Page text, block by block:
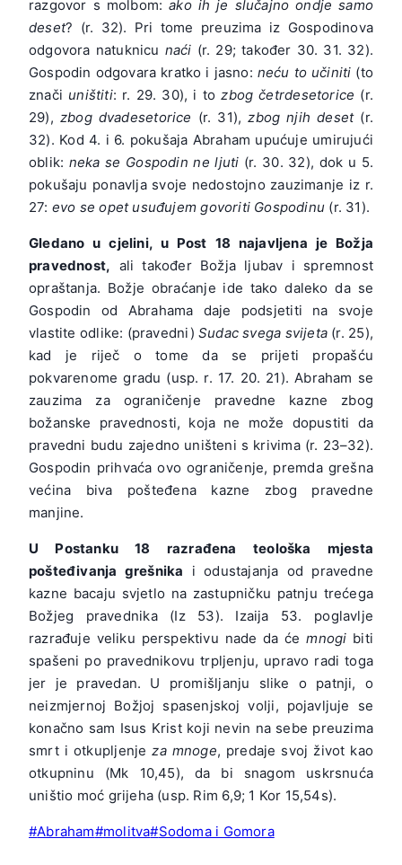
razgovor s molbom:ako ih je slučajno ondje samo
deset? (r. 32). Pri tome preuzima iz Gospodinova
odgovora natuknicu naći (r. 29; također 30. 31. 32).
Gospodin odgovara kratko i jasno: neću to učiniti (to
znači uništiti: r. 29. 30), i tozbog četrdesetorice (r.
29), zbog dvadesetorice (r. 31),zbog njih deset (r.
32). Kod 4. i 6. pokušaja Abraham upućuje umirujući
oblik: neka se Gospodin ne ljuti (r. 30. 32), dok u 5.
pokušaju ponavlja svoje nedostojno zauzimanje iz r.
27: evo se opet usuđujem govoriti Gospodinu (r. 31).
Gledano u cjelini, u Post 18 najavljena je Božja
pravednost, ali također Božja ljubav i spremnost
opraštanja. Božje obraćanje ide tako daleko da se
Gospodin od Abrahama daje podsjetiti na svoje
vlastite odlike: (pravedni) Sudac svega svijeta (r. 25),
kad je riječ o tome da se prijeti propašću
pokvarenome gradu (usp. r. 17. 20. 21). Abraham se
zauzima za ograničenje pravedne kazne zbog
božanske pravednosti, koja ne može dopustiti da
pravedni budu zajedno uništeni s krivima (r. 23–32).
Gospodin prihvaća ovo ograničenje, premda grešna
većina biva pošteđena kazne zbog pravedne
manjine.
U Postanku 18 razrađena teološka mjesta
pošteđivanja grešnika i odustajanja od pravedne
kazne bacaju svjetlo na zastupničku patnju trećega
Božjeg pravednika (Iz 53). Izaija 53. poglavlje
razrađuje veliku perspektivu nade da ćemnogi biti
spašeni po pravednikovu trpljenju, upravo radi toga
jer je pravedan. U promišljanju slike o patnji, o
neizmjernoj Božjoj spasenjskoj volji, pojavljuje se
konačno sam Isus Krist koji nevin na sebe preuzima
smrt i otkupljenjeza mnoge, predaje svoj život kao
otkupninu (Mk 10,45), da bi snagom uskrsnuća
uništio moć grijeha (usp. Rim 6,9; 1 Kor 15,54s).
Post
#Abraham#molitva#Sodoma i Gomora